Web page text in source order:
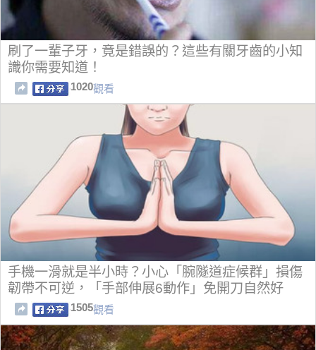
刷了一輩子牙，竟是錯誤的？這些有關牙齒的小知
識你需要知道！
1020觀看
手機一滑就是半小時？小心「腕隧道症候群」損傷
韌帶不可逆，「手部伸展6動作」免開刀自然好
1505觀看